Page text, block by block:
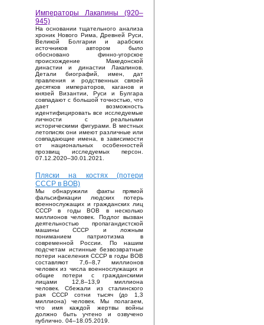
Императоры Лакапины (920–
945)
На основании тщательного анализа
хроник Нового Рима, Древней Руси,
Великой Болгарии и арабских
источников автором было
обосновано финно-угорское
происхождение Македонской
династии и династии Лакапинов.
Детали биографий, имен, дат
правления и родственных связей
десятков императоров, каганов и
князей Византии, Руси и Булгара
совпадают с большой точностью, что
дает возможность
идентифицировать все исследуемые
личности с реальными
историческими фигурами. В местных
летописях они имеют различные или
совпадающие имена, в зависимости
от национальных особенностей
прозвищ исследуемых персон.
07.12.2020–30.01.2021.
Пляски на костях (потери
СССР в ВОВ)
Мы обнаружили факты прямой
фальсификации людских потерь
военнослужащих и гражданских лиц
СССР в годы ВОВ в несколько
миллионов человек. Подлог вызван
деятельностью пропагандистской
машины СССР и ложным
пониманием патриотизма в
современной России. По нашим
подсчетам истинные безвозвратные
потери населения СССР в годы ВОВ
составляют 7,6–8,7 миллионов
человек из числа военнослужащих и
общие потери с гражданскими
лицами 12,8–13,9 миллиона
человек. Сбежали из сталинского
рая СССР сотни тысяч (до 1,3
миллиона) человек. Мы полагаем,
что имя каждой жертвы войны
должно быть учтено и озвучено
публично. 04–18.05.2019.